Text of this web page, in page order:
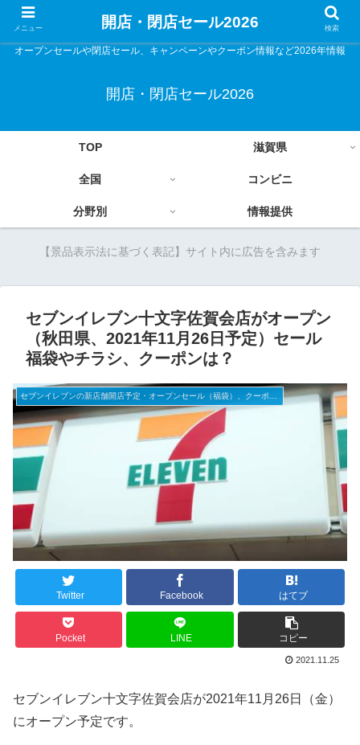
オープンセールや閉店セール、キャンペーンやクーポン情報など2026年情報
開店・閉店セール2026
TOP 滋賀県
全国 コンビニ
分野別 情報提供
【景品表示法に基づく表記】サイト内に広告を含みます
セブンイレブン十文字佐賀会店がオープン
（秋田県、2021年11月26日予定）セール
福袋やチラシ、クーポンは？
Twitter Facebook はてブ
Pocket LINE コピー
2021.11.25
セブンイレブン十文字佐賀会店が2021年11月26日（金）
にオープン予定です。
メニュー 開店・閉店セール2026 検索